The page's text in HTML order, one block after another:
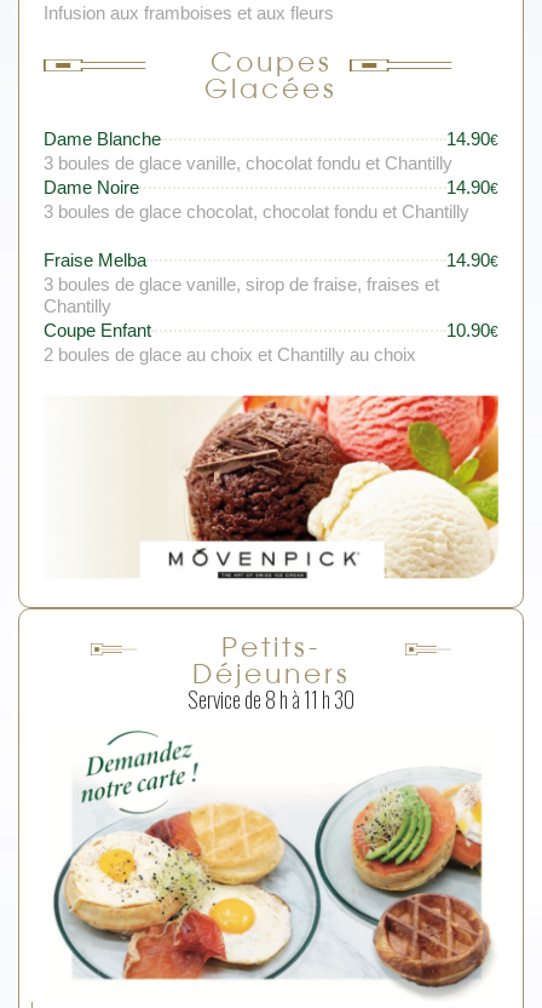
Infusion aux framboises et aux fleurs
Coupes
Glacées
Dame Blanche 14.90€
3 boules de glace vanille, chocolat fondu et Chantilly
Dame Noire
14.90€
3 boules de glace chocolat, chocolat fondu et Chantilly
Fraise Melba 14.90€
3 boules de glace vanille, sirop de fraise, fraises et
Chantilly
Coupe Enfant
10.90€
2 boules de glace au choix et Chantilly au choix
Petits-
Déjeuners
Service de 8 h à 11 h 30